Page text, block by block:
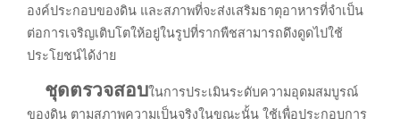
องค์ประกอบของดิน และสภาพที่จะส่งเสริมธาตุอาหารที่จำเป็น
ต่อการเจริญเติบโตให้อยู่ในรูปที่รากพืชสามารถดึงดูดไปใช้
ประโยชน์ได้ง่าย
ชุดตรวจสอบในการประเมินระดับความอุดมสมบูรณ์
ของดิน ตามสภาพความเป็นจริงในขณะนั้น ใช้เพื่อประกอบการ